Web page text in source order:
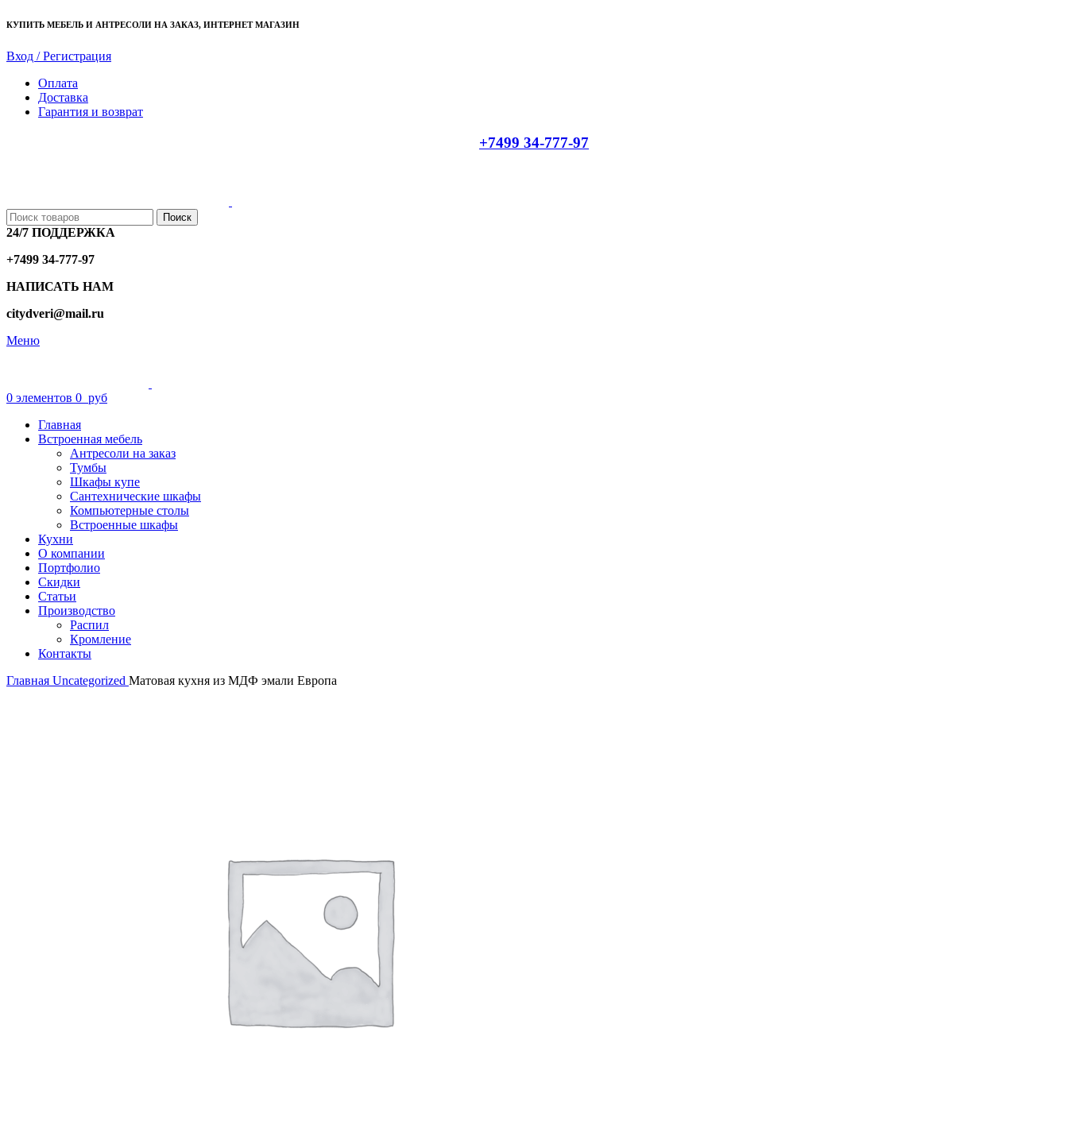
КУПИТЬ МЕБЕЛЬ И АНТРЕСОЛИ НА ЗАКАЗ, ИНТЕРНЕТ МАГАЗИН
Вход / Регистрация
Оплата
Доставка
Гарантия и возврат
+7499 34-777-97
Поиск
24/7 ПОДДЕРЖКА
+7499 34-777-97
НАПИСАТЬ НАМ
citydveri@mail.ru
Меню
0 элементов 0 руб
Главная
Встроенная мебель
Антресоли на заказ
Тумбы
Шкафы купе
Сантехнические шкафы
Компьютерные столы
Встроенные шкафы
Кухни
О компании
Портфолио
Скидки
Cтатьи
Производство
Распил
Кромление
Контакты
Главная Uncategorized Матовая кухня из МДФ эмали Европа